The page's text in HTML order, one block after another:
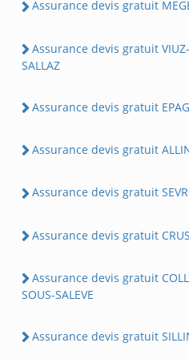
Assurance devis gratuit
Assurance devis gratuit
SALLAZ
Assurance devis gratuit
Assurance devis gratuit
Assurance devis gratuit
Assurance devis gratuit
Assurance devis gratuit
SOUS-SALEVE
Assurance devis gratuit